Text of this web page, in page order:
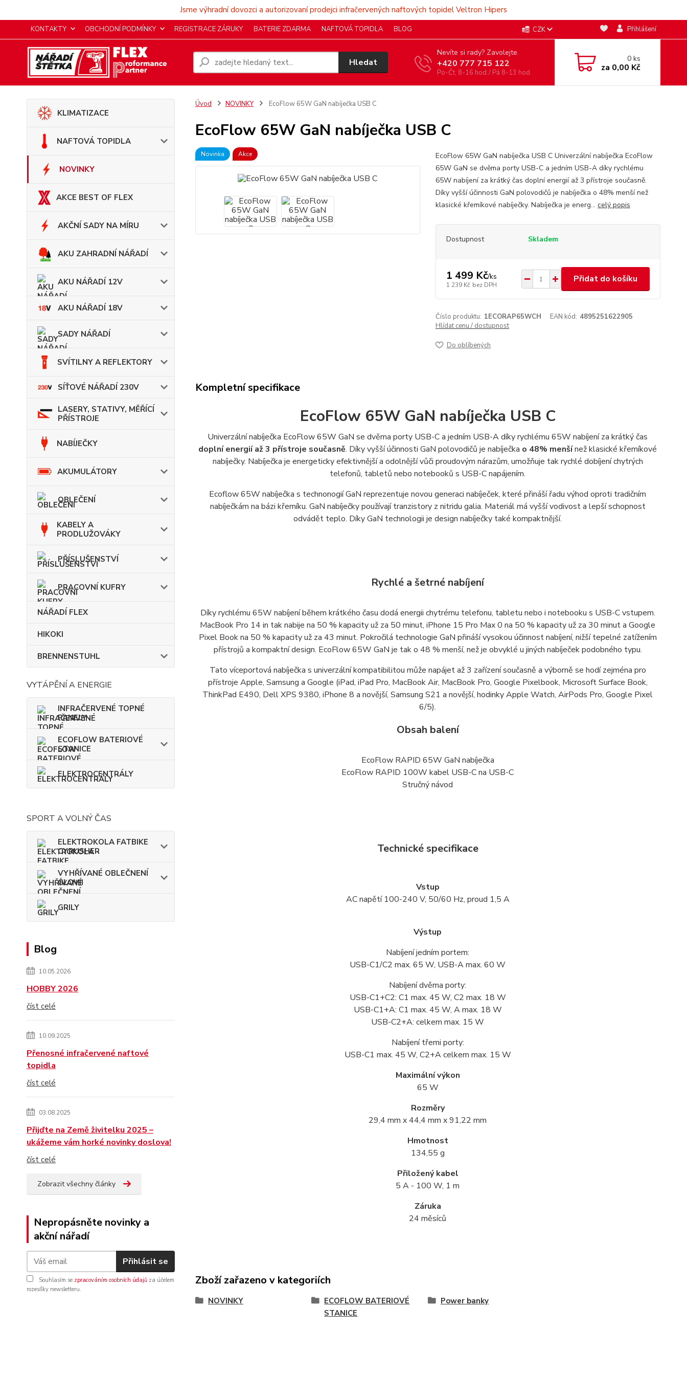
Jsme výhradní dovozci a autorizovaní prodejci infračervených naftových topidel Veltron Hipers
KONTAKTY OBCHODNÍ PODMÍNKY REGISTRACE ZÁRUKY BATERIE ZDARMA NAFTOVÁ TOPIDLA BLOG CZK Přihlášení
Hledat
Nevíte si rady? Zavolejte.
+420 777 715 122
Po-Čt, 8-16 hod./ Pá 8-13 hod.
0ks
za 0,00 Kč
KLIMATIZACE
NAFTOVÁ TOPIDLA
NOVINKY
AKCE BEST OF FLEX
AKČNÍ SADY NA MÍRU
AKU ZAHRADNÍ NÁŘADÍ
AKU NÁŘADÍ 12V
AKU NÁŘADÍ 18V
SADY NÁŘADÍ
SVÍTILNY A REFLEKTORY
SÍŤOVÉ NÁŘADÍ 230V
LASERY, STATIVY, MĚŘÍCÍ
PŘÍSTROJE
NABÍJEČKY
AKUMULÁTORY
OBLEČENÍ
KABELY A
PRODLUŽOVÁKY
PŘÍSLUŠENSTVÍ
PRACOVNÍ KUFRY
NÁŘADÍ FLEX
HIKOKI
BRENNENSTUHL
VYTÁPĚNÍ A ENERGIE
INFRAČERVENÉ TOPNÉ
PANELY
ECOFLOW BATERIOVÉ
STANICE
ELEKTROCENTRÁLY
SPORT A VOLNÝ ČAS
ELEKTROKOLA FATBIKE
CYRUSHER
VYHŘÍVANÉ OBLEČNENÍ
GLOVII
GRILY
Blog
10.05.2026
HOBBY 2026
číst celé
10.09.2025
Přenosné infračervené naftové
topidla
číst celé
03.08.2025
Přijďte na Země živitelku 2025 –
ukážeme vám horké novinky doslova!
číst celé
Zobrazit všechny články
Nepropásněte novinky a
akční nářadí
Přihlásit se
Souhlasím se zpracováním osobních údajů za účelem
rozesílky newsletteru.
Úvod NOVINKY EcoFlow 65W GaN nabíječka USB C
EcoFlow 65W GaN nabíječka USB C
Novinka Akce
EcoFlow 65W GaN nabíječka USB C Univerzální nabíječka EcoFlow
65W GaN se dvěma porty USB-C a jedním USB-A díky rychlému
65W nabíjení za krátký čas doplní energií až 3 přístroje současně.
Díky vyšší účinnosti GaN polovodičů je nabíječka o 48% menší než
klasické křemíkové nabíječky. Nabíječka je energ... celý popis
Dostupnost Skladem
1 499 Kč/ks
1 239 Kč bez DPH
Přidat do košíku
Číslo produktu: 1ECORAP65WCH EAN kód: 4895251622905
Hlídat cenu / dostupnost
Do oblíbených
Kompletní specifikace
EcoFlow 65W GaN nabíječka USB C
Univerzální nabíječka EcoFlow 65W GaN se dvěma porty USB-C a jedním USB-A díky rychlému 65W nabíjení za krátký čas
doplní energií až 3 přístroje současně. Díky vyšší účinnosti GaN polovodičů je nabíječka o 48% menšínež klasické křemíkové
nabíječky. Nabíječka je energeticky efektivnější a odolnější vůči proudovým nárazům, umožňuje tak rychlé dobíjení chytrých
telefonů, tabletů nebo notebooků s USB-C napájením.
Ecoflow 65W nabíječka s technonogií GaN reprezentuje novou generaci nabíječek, které přináší řadu výhod oproti tradičním
nabíječkám na bázi křemíku. GaN nabíječky používají tranzistory z nitridu galia. Materiál má vyšší vodivost a lepší schopnost
odvádět teplo. Díky GaN technologii je design nabíječky také kompaktnější.
Rychlé a šetrné nabíjení
Díky rychlému 65W nabíjení během krátkého času dodá energii chytrému telefonu, tabletu nebo i notebooku s USB-C vstupem.
MacBook Pro 14 in tak nabije na 50 % kapacity už za 50 minut, iPhone 15 Pro Max 0 na 50 % kapacity už za 30 minut a Google
Pixel Book na 50 % kapacity už za 43 minut. Pokročilá technologie GaN přináší vysokou účinnost nabíjení, nižší tepelné zatížením
přístrojů a kompaktní design. EcoFlow 65W GaN je tak o 48 % menší, než je obvyklé u jiných nabíječek podobného typu.
Tato víceportová nabíječka s univerzální kompatibilitou může napájet až 3 zařízení současně a výborně se hodí zejména pro
přístroje Apple, Samsung a Google (iPad, iPad Pro, MacBook Air, MacBook Pro, Google Pixelbook, Microsoft Surface Book,
ThinkPad E490, Dell XPS 9380, iPhone 8 a novější, Samsung S21 a novější, hodinky Apple Watch, AirPods Pro, Google Pixel
6/5).
Obsah balení
EcoFlow RAPID 65W GaN nabíječka
EcoFlow RAPID 100W kabel USB-C na USB-C
Stručný návod
Technické specifikace
Vstup
AC napětí 100-240 V, 50/60 Hz, proud 1,5 A
Výstup
Nabíjení jedním portem:
USB-C1/C2 max. 65 W, USB-A max. 60 W
Nabíjení dvěma porty:
USB-C1+C2: C1 max. 45 W, C2 max. 18 W
USB-C1+A: C1 max. 45 W, A max. 18 W
USB-C2+A: celkem max. 15 W
Nabíjení třemi porty:
USB-C1 max. 45 W, C2+A celkem max. 15 W
Maximální výkon
65 W
Rozměry
29,4 mm x 44,4 mm x 91,22 mm
Hmotnost
134,55 g
Přiložený kabel
5 A - 100 W, 1 m
Záruka
24 měsíců
Zboží zařazeno v kategoriích
NOVINKY
ECOFLOW BATERIOVÉ
STANICE
Power banky